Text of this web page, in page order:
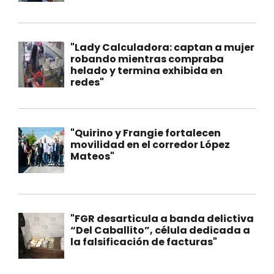
"Lady Calculadora: captan a mujer
robando mientras compraba
helado y termina exhibida en
redes"
"Quirino y Frangie fortalecen
movilidad en el corredor López
Mateos"
"FGR desarticula a banda delictiva
“Del Caballito”, célula dedicada a
la falsificación de facturas"